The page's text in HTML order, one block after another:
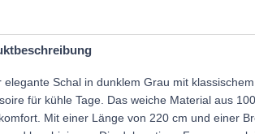
elegante Schal in dunklem Grau mit
für kühle Tage. Das weiche Material aus
Mit einer Länge von 220 cm und einer